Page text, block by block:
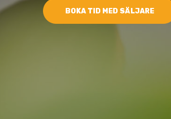
BOKA TID MED SÄLJARE